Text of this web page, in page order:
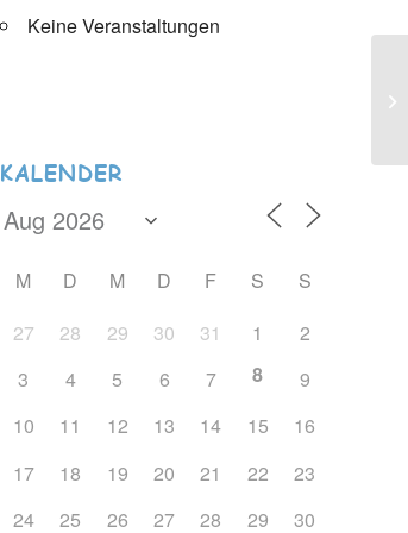
Keine Veranstaltungen
KALENDER
M D M D F S
S
27
28 29 30 31 1
2
3
4 5 6 7 8
9
10
11 12 13 14 15
16
17
18 19 20 21 22
23
24
25 26 27 28 29
30